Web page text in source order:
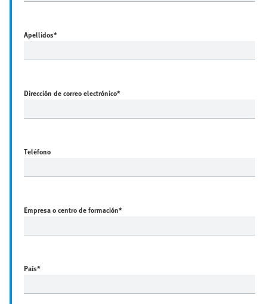
Apellidos*
Dirección de correo electrónico*
Teléfono
Empresa o centro de formación*
País*